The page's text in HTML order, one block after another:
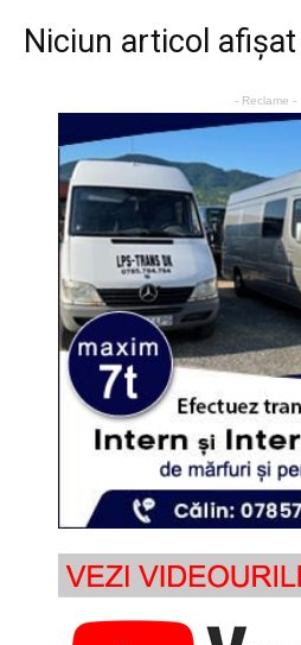
Niciun articol afișat
- Reclame -